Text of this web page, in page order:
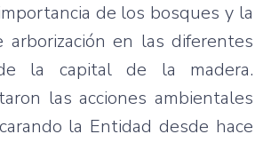
de los bosques y la
arborización en las diferentes
la capital de la madera.
las acciones ambientales
la Entidad desde hace